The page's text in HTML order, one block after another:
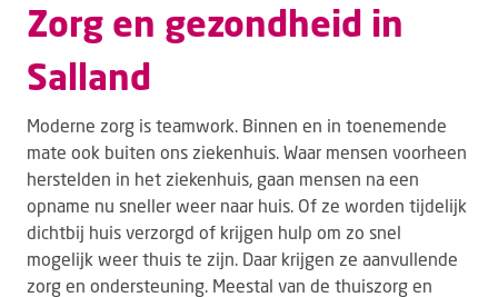
Zorg en gezondheid in
Salland
Moderne zorg is teamwork. Binnen en in toenemende
mate ook buiten ons ziekenhuis. Waar mensen voorheen
herstelden in het ziekenhuis, gaan mensen na een
opname nu sneller weer naar huis. Of ze worden tijdelijk
dichtbij huis verzorgd of krijgen hulp om zo snel
mogelijk weer thuis te zijn. Daar krijgen ze aanvullende
zorg en ondersteuning. Meestal van de thuiszorg en